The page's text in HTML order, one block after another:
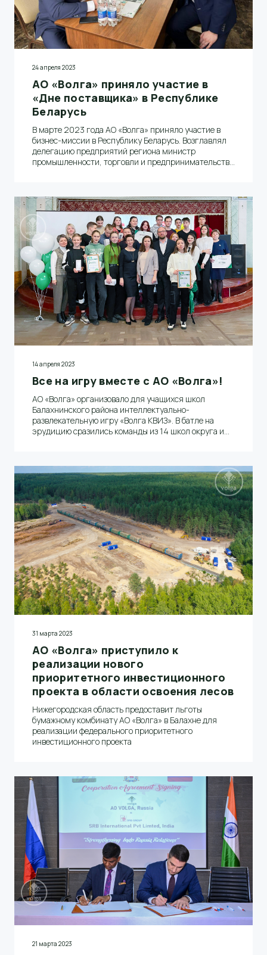
24 апреля 2023
АО «Волга» приняло участие в
«Дне поставщика» в Республике
Беларусь
В марте 2023 года АО «Волга» приняло участие в
бизнес-миссии в Республику Беларусь. Возглавлял
делегацию предприятий региона министр
промышленности, торговли и предпринимательства
14 апреля 2023
Все на игру вместе с АО «Волга»!
АО «Волга» организовало для учащихся школ
Балахнинского района интеллектуально-
развлекательную игру «Волга КВИЗ». В батле на
эрудицию сразились команды из 14 школ округа и
31 марта 2023
АО «Волга» приступило к
реализации нового
приоритетного инвестиционного
проекта в области освоения лесов
Нижегородская область предоставит льготы
бумажному комбинату АО «Волга» в Балахне для
реализации федерального приоритетного
инвестиционного проекта
21 марта 2023